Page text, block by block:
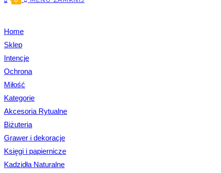
Home
Sklep
Intencje
Ochrona
Miłość
Kategorie
Akcesoria Rytualne
Biżuteria
Grawer i dekoracje
Księgi i papiernicze
Kadzidła Naturalne